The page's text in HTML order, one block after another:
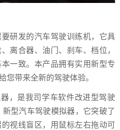
研发的汽车驾驶训练机，它具
离合器、油门、刹车、档位，
一致。本产品拥有实用新型专
您带来全新的驾驶体验。
，是我司学车软件改进型驾驶
型汽车驾驶模拟器，它突破了
视线盲区，用鼠标左右拖动可